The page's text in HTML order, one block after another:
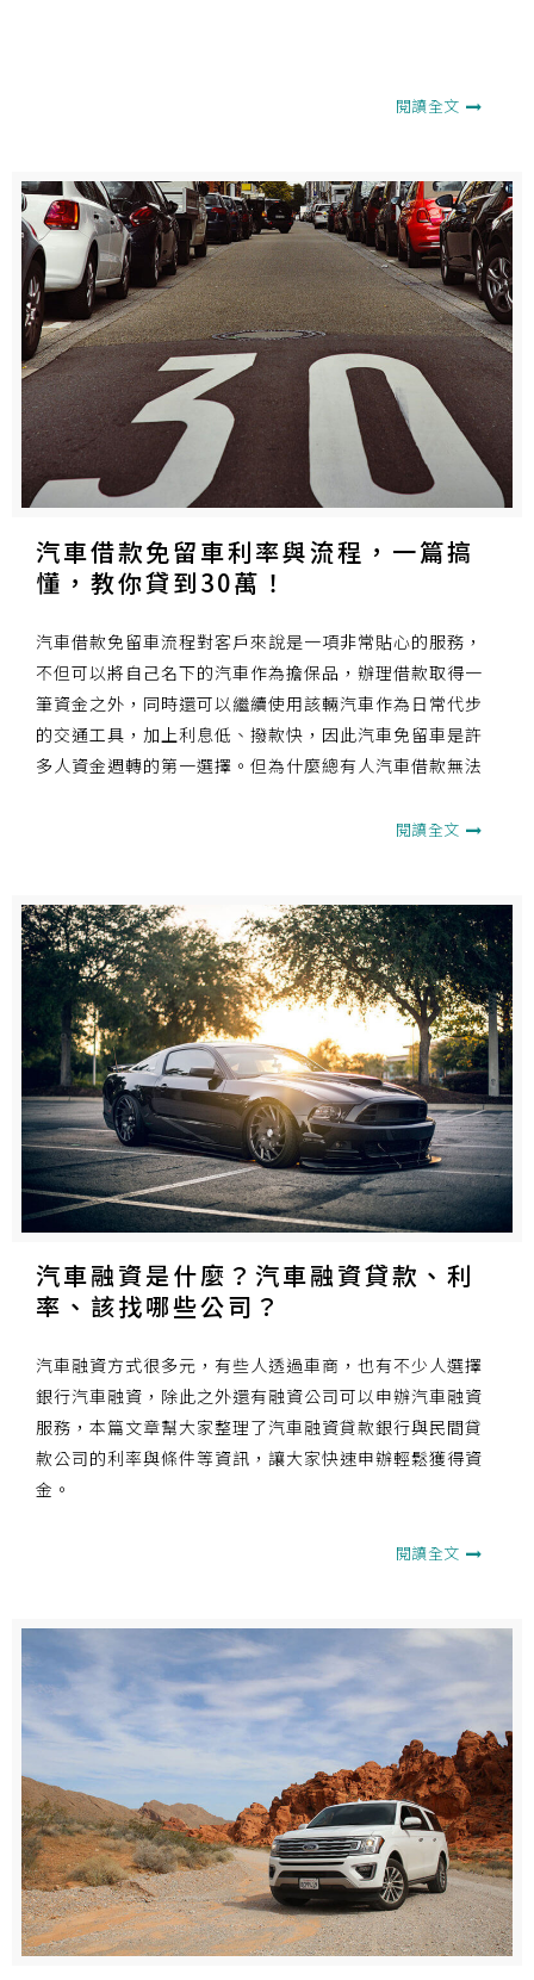
閱讀全文
汽車借款免留車利率與流程，一篇搞
懂，教你貸到30萬！
汽車借款免留車流程對客戶來說是一項非常貼心的服務，
不但可以將自己名下的汽車作為擔保品，辦理借款取得一
筆資金之外，同時還可以繼續使用該輛汽車作為日常代步
的交通工具，加上利息低、撥款快，因此汽車免留車是許
多人資金週轉的第一選擇。但為什麼總有人汽車借款無法
閱讀全文
汽車融資是什麼？汽車融資貸款、利
率、該找哪些公司？
汽車融資方式很多元，有些人透過車商，也有不少人選擇
銀行汽車融資，除此之外還有融資公司可以申辦汽車融資
服務，本篇文章幫大家整理了汽車融資貸款銀行與民間貸
款公司的利率與條件等資訊，讓大家快速申辦輕鬆獲得資
金。
閱讀全文